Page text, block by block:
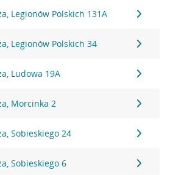
Legionów Polskich 131A
Legionów Polskich 34
Ludowa 19A
Morcinka 2
Sobieskiego 24
Sobieskiego 6